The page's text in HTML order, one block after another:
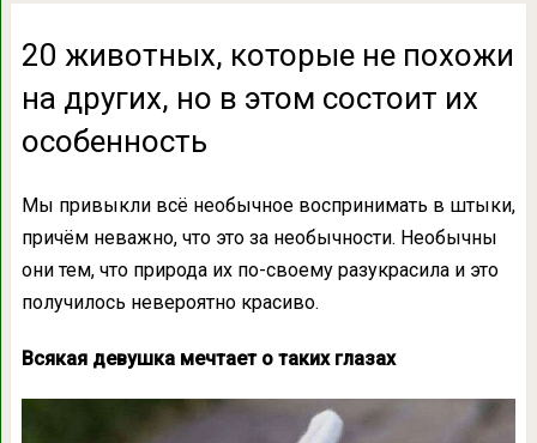
20 животных, которые не похожи
на других, но в этом состоит их
особенность
Мы привыкли всё необычное воспринимать в штыки,
причём неважно, что это за необычности. Необычны
они тем, что природа их по-своему разукрасила и это
получилось невероятно красиво.
Всякая девушка мечтает о таких глазах